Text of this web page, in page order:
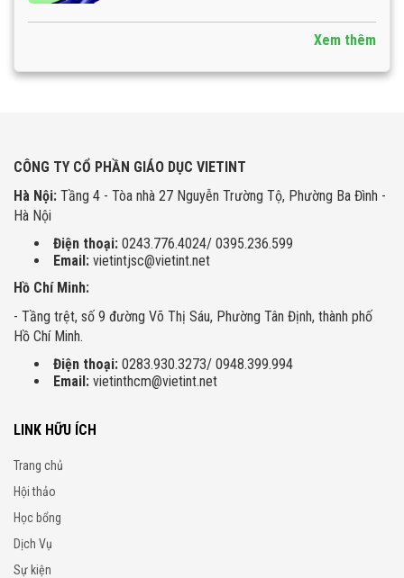
Xem thêm
CÔNG TY CỔ PHẦN GIÁO DỤC VIETINT
Hà Nội: Tầng 4 - Tòa nhà 27 Nguyễn Trường Tộ, Phường Ba Đình -
Hà Nội
Điện thoại: 0243.776.4024/ 0395.236.599
Email: vietintjsc@vietint.net
Hồ Chí Minh:
- Tầng trệt, số 9 đường Võ Thị Sáu, Phường Tân Định, thành phố
Hồ Chí Minh.
Điện thoại: 0283.930.3273/ 0948.399.994
Email: vietinthcm@vietint.net
LINK HỮU ÍCH
Trang chủ
Hội thảo
Học bổng
Dịch Vụ
Sự kiện